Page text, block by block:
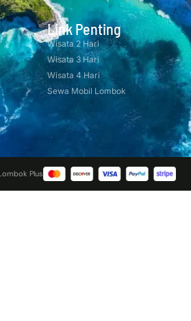
Link Penting
Wisata 2 Hari
Wisata 3 Hari
Wisata 4 Hari
Sewa Mobil Lombok
Plus